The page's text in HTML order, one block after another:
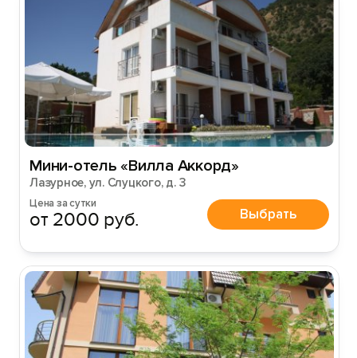
Мини-отель «Вилла Аккорд»
Лазурное, ул. Слуцкого, д. 3
Цена за сутки
от 2000 руб. Выбрать